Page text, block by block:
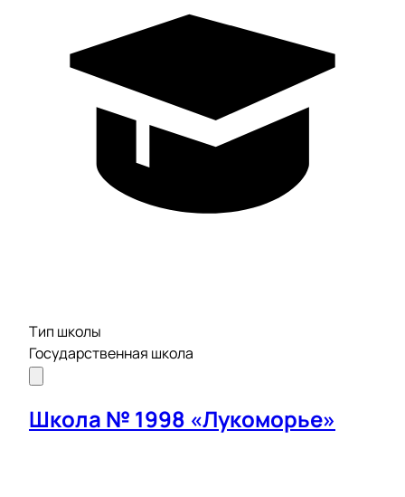
Тип школы
Государственная школа
Школа № 1998 «Лукоморье»